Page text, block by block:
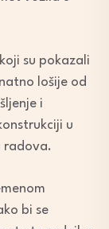
su pokazali
lošije od
i
u
radova.
bi se